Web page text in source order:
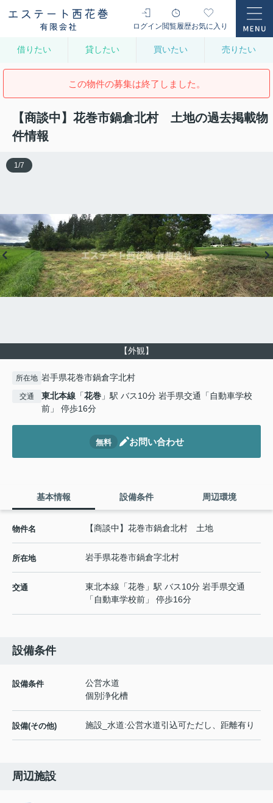
ログイン閲覧履歴お気に入り
借りたい 貸したい 買いたい 売りたい
この物件の募集は終了しました。
【商談中】花巻市鍋倉北村 土地の過去掲載物
件情報
【外観】
1 /7
所在地 岩手県花巻市鍋倉字北村
交通 東北本線 「花巻 」駅 バス10分 岩手県交通「自動車学校
前」 停歩16分
無料 お問い合わせ
基本情報 設備条件 周辺環境
物件名 【商談中】花巻市鍋倉北村 土地
所在地 岩手県花巻市鍋倉字北村
交通 東北本線 「花巻 」駅 バス10分 岩手県交通
「自動車学校前」 停歩16分
設備条件
設備条件
公営水道
個別浄化槽
設備(その他) 施設_水道:公営水道引込可ただし、距離有り
周辺施設